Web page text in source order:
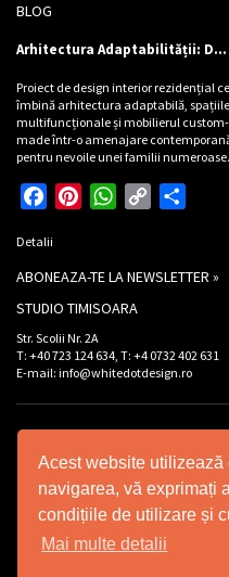
Acest website utilizează
navigarea, vă exprimați
condițiile de utilizare și
Mai multe detalii
BLOG
Arhitectura Adaptabilității: Design de locuință pentru Cinci Personalități
Proiect de design interior rezidențial ce
îmbină arhitectura adaptabilă, spațiile
multifuncționale și mobilierul custom-
made într-o amenajare
pentru nevoile unei familii numeroase.
FacebookPinterestWhatsApp
Copy
Detalii
ABONEAZA-TE LA NEWSLETTER »
STUDIO TIMISOARA
Str. Scolii Nr. 2A
T: +40 723 124 634, T: +4 0732 402 631
E-mail: info@whitedotdesign.ro
DESIGN SRL -